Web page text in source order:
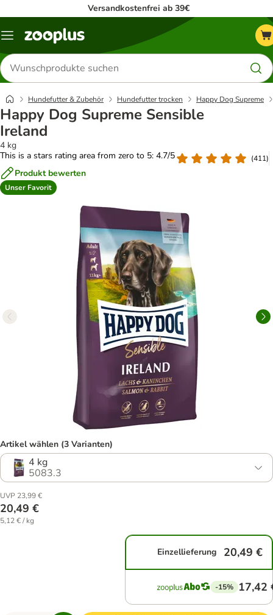
Versandkostenfrei ab 39€
Menü
Produkte
suchen
Hundefutter & Zubehör Hundefutter trocken Happy Dog Supreme
Happy Dog Supreme Sensible
Ireland
4 kg
This is a stars rating area from zero to 5: 4.7/5
(411)
Produkt bewerten
Unser Favorit
Artikel wählen (3 Varianten)
4 kg
5083.3
UVP 23,99 €
20,49 €
5,12 € / kg
Einzellieferung 20,49 €
-15% 17,42